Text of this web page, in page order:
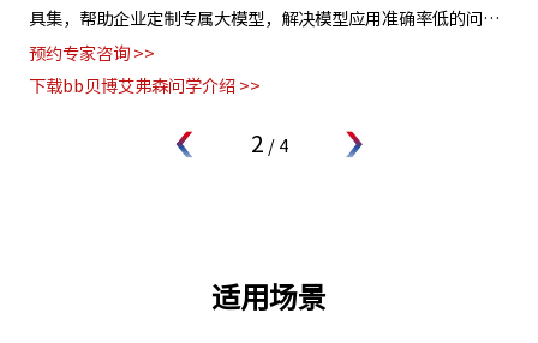
具集，帮助企业定制专属大模型，解决模型应用准确率低的问
题。
预约专家咨询 >>
下载bb贝博艾弗森问学介绍 >>
2 / 4
适用场景